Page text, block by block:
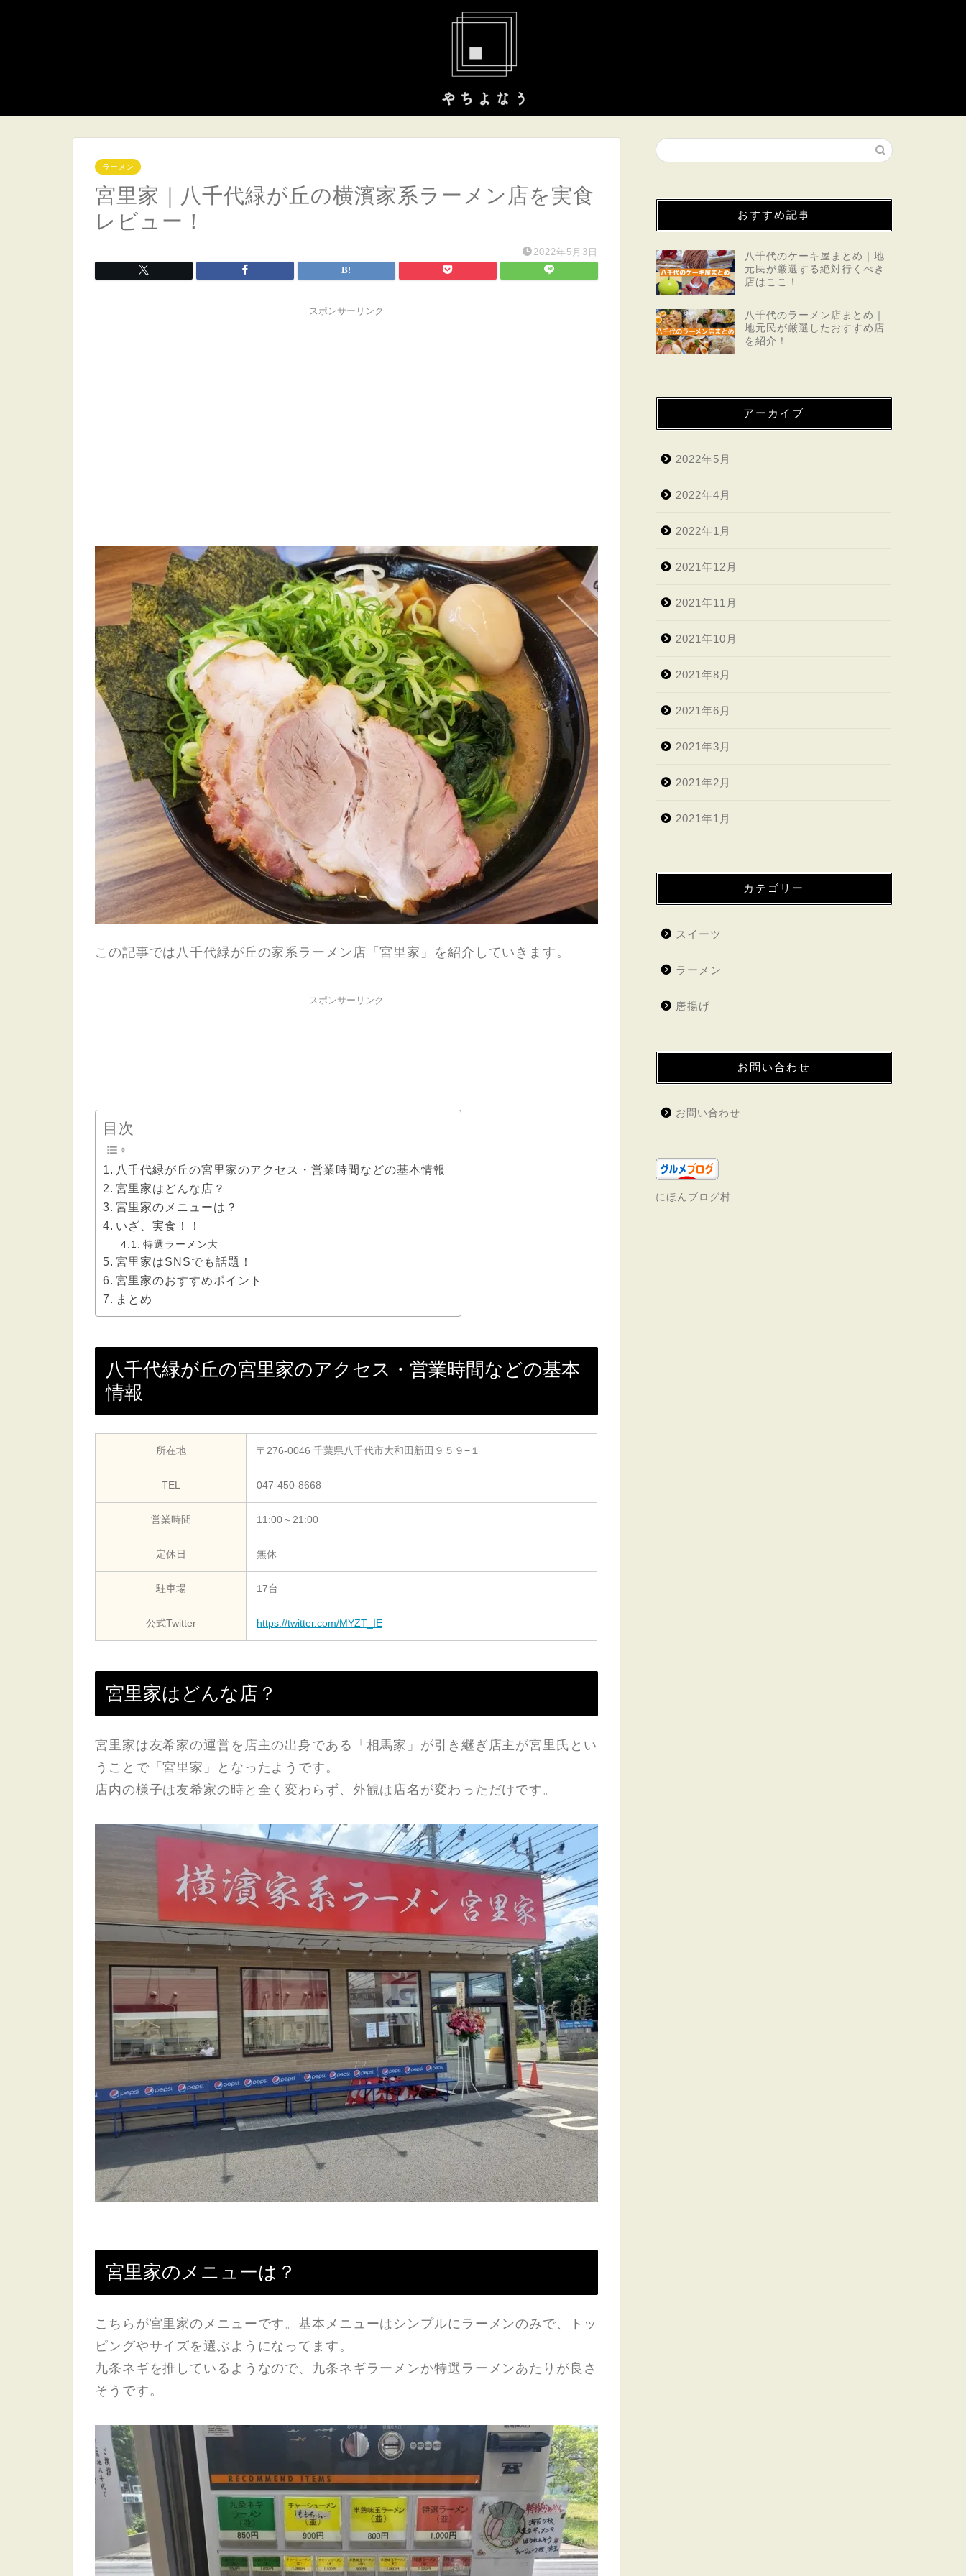
ラーメン
宮里家｜八千代緑が丘の横濱家系ラーメン店を実食
レビュー！
2022年5月3日
スポンサーリンク
この記事では八千代緑が丘の家系ラーメン店「宮里家」を紹介していきます。
スポンサーリンク
目次
八千代緑が丘の宮里家のアクセス・営業時間などの基本情報
宮里家はどんな店？
宮里家のメニューは？
いざ、実食！！
特選ラーメン大
宮里家はSNSでも話題！
宮里家のおすすめポイント
まとめ
八千代緑が丘の宮里家のアクセス・営業時間などの基本
情報
所在地 〒276-0046 千葉県八千代市大和田新田９５９−１
TEL 047-450-8668
営業時間 11:00～21:00
定休日 無休
駐車場 17台
公式Twitter https://twitter.com/MYZT_IE
宮里家はどんな店？
宮里家は友希家の運営を店主の出身である「相馬家」が引き継ぎ店主が宮里氏とい
うことで「宮里家」となったようです。
店内の様子は友希家の時と全く変わらず、外観は店名が変わっただけです。
宮里家のメニューは？
こちらが宮里家のメニューです。基本メニューはシンプルにラーメンのみで、トッ
ピングやサイズを選ぶようになってます。
九条ネギを推しているようなので、九条ネギラーメンか特選ラーメンあたりが良さ
そうです。
おすすめ記事
八千代のケーキ屋まとめ｜地
元民が厳選する絶対行くべき
店はここ！
八千代のラーメン店まとめ｜
地元民が厳選したおすすめ店
を紹介！
アーカイブ
2022年5月
2022年4月
2022年1月
2021年12月
2021年11月
2021年10月
2021年8月
2021年6月
2021年3月
2021年2月
2021年1月
カテゴリー
スイーツ
ラーメン
唐揚げ
お問い合わせ
お問い合わせ
にほんブログ村